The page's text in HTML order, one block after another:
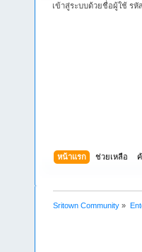
เข้าสู่ระบบด้วยชื่อผู้ใช้ รหั
หน้าแรก ช่วยเหลือ
Sritown Community »